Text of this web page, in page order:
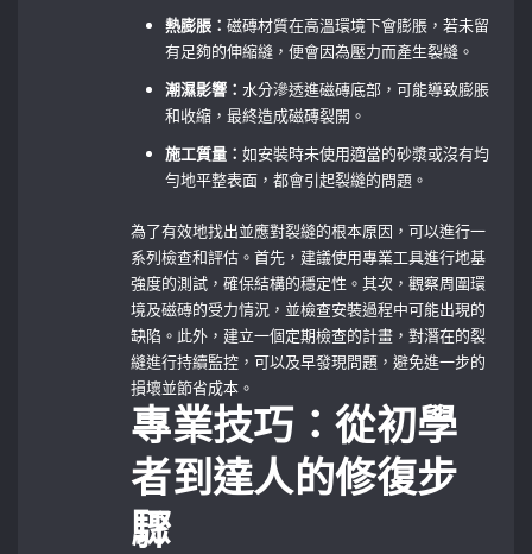
熱膨脹：磁磚材質在高溫環境下會膨脹，若未留
有足夠的伸縮縫，便會因為壓力而產生裂縫。
潮濕影響：水分滲透進磁磚底部，可能導致膨脹
和收縮，最終造成磁磚裂開。
施工質量：如安裝時未使用適當的砂漿或沒有均
勻地平整表面，都會引起裂縫的問題。
為了有效地找出並應對裂縫的根本原因，可以進行一
系列檢查和評估。首先，建議使用專業工具進行地基
強度的測試，確保結構的穩定性。其次，觀察周圍環
境及磁磚的受力情況，並檢查安裝過程中可能出現的
缺陷。此外，建立一個定期檢查的計畫，對潛在的裂
縫進行持續監控，可以及早發現問題，避免進一步的
損壞並節省成本。
專業技巧：從初學
者到達人的修復步
驟